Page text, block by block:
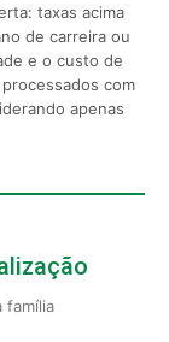
taxas acima
de carreira ou
e o custo de
com
apenas
família